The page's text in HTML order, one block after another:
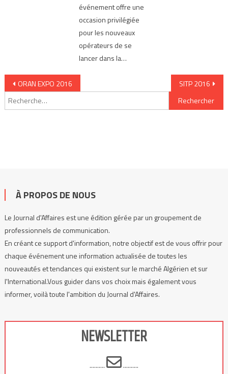
événement offre une
occasion privilégiée
pour les nouveaux
opérateurs de se
lancer dans la…
Navigation de l’article
ORAN EXPO 2016 SITP 2016
Rechercher :
À PROPOS DE NOUS
Le Journal d'Affaires est une édition gérée par un groupement de
professionnels de communication.
En créant ce support d'information, notre objectif est de vous offrir pour
chaque événement une information actualisée de toutes les
nouveautés et tendances qui existent sur le marché Algérien et sur
l'International.Vous guider dans vos choix mais également vous
informer, voilà toute l'ambition du Journal d'Affaires.
NEWSLETTER
.......... ..........